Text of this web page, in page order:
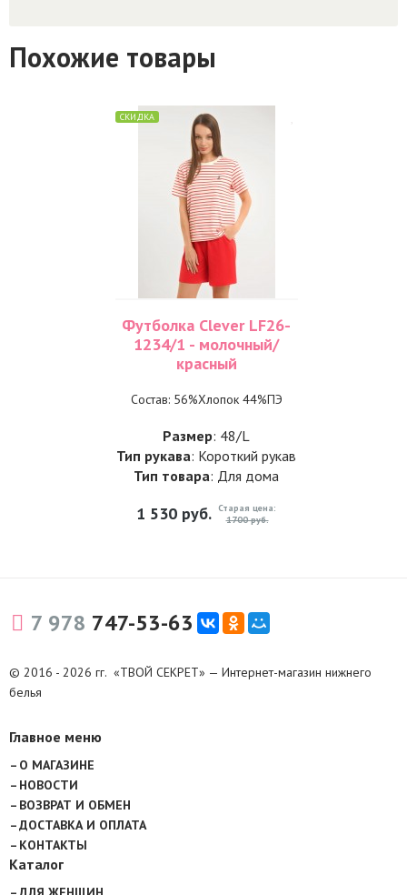
Похожие товары
СКИДКА
Футболка Clever LF26-
1234/1 - молочный/
красный
Состав: 56%Хлопок 44%ПЭ
Размер: 48/L
Тип рукава: Короткий рукав
Тип товара: Для дома
1 530 руб. Старая цена:
1700 руб.
7 978 747-53-63
© 2016 - 2026 гг. «ТВОЙ СЕКРЕТ» — Интернет-магазин нижнего
белья
Главное меню
О МАГАЗИНЕ
НОВОСТИ
ВОЗВРАТ И ОБМЕН
ДОСТАВКА И ОПЛАТА
КОНТАКТЫ
Каталог